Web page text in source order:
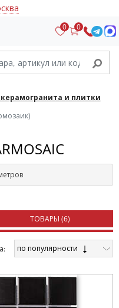
0 0
керамогранита и плитки
ТОВАРЫ (6)
по популярности